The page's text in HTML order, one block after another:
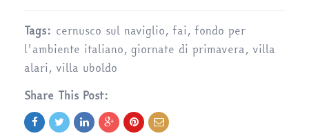
Tags: cernusco sul naviglio, fai, fondo per
l'ambiente italiano, giornate di primavera, villa
alari, villa uboldo
Share This Post: